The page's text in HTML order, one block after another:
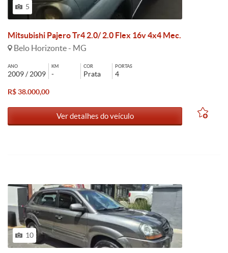
5
Mitsubishi Pajero Tr4 2.0/ 2.0 Flex 16v 4x4 Mec.
Belo Horizonte - MG
ANO
2009 / 2009
KM
-
COR
Prata
PORTAS
4
R$ 38.000,00
Ver detalhes do veículo
10